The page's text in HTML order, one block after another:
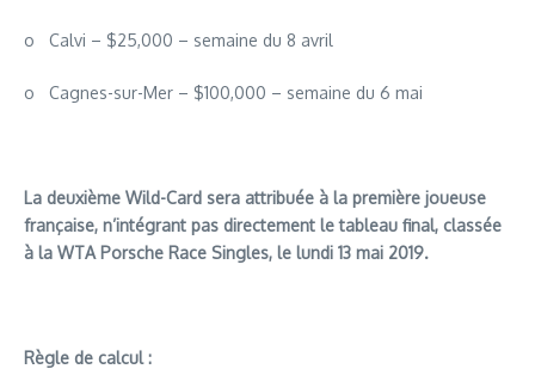
o Calvi – $25,000 – semaine du 8 avril
o Cagnes-sur-Mer – $100,000 – semaine du 6 mai
La deuxième Wild-Card sera attribuée à la première joueuse
française, n’intégrant pas directement le tableau final, classée
à la WTA Porsche Race Singles, le lundi 13 mai 2019.
Règle de calcul :